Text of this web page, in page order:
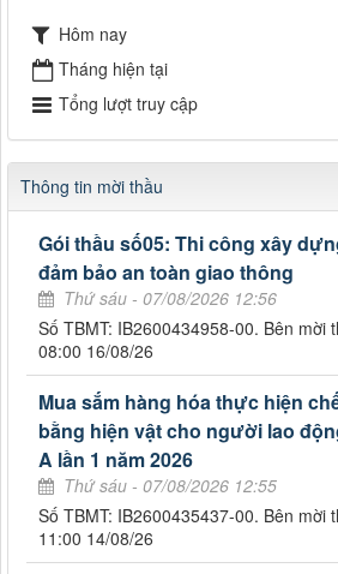
Hôm nay
Tháng hiện tại
Tổng lượt truy cập
Thông tin mời thầu
Gói thầu số05: Thi công xây
đảm bảo an toàn giao thông
Thứ sáu - 07/08/2026 12:56
Số TBMT: IB2600434958-00. Bên mời
08:00 16/08/26
Mua sắm hàng hóa thực hiện
bằng hiện vật cho người lao
A lần 1 năm 2026
Thứ sáu - 07/08/2026 12:55
Số TBMT: IB2600435437-00. Bên mời
11:00 14/08/26